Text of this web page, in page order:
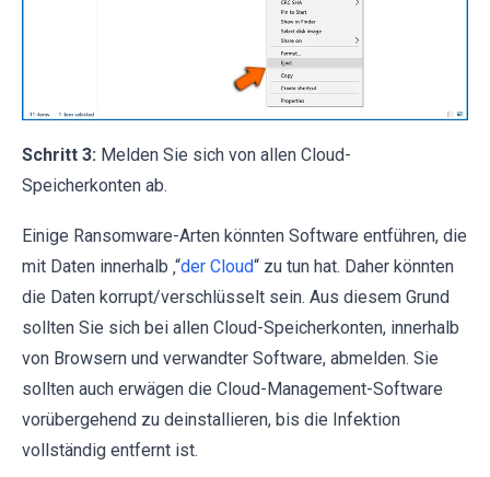
Schritt 3: Melden Sie sich von allen Cloud-
Speicherkonten ab.
Einige Ransomware-Arten könnten Software entführen, die
mit Daten innerhalb ‚“der Cloud“ zu tun hat. Daher könnten
die Daten korrupt/verschlüsselt sein. Aus diesem Grund
sollten Sie sich bei allen Cloud-Speicherkonten, innerhalb
von Browsern und verwandter Software, abmelden. Sie
sollten auch erwägen die Cloud-Management-Software
vorübergehend zu deinstallieren, bis die Infektion
vollständig entfernt ist.